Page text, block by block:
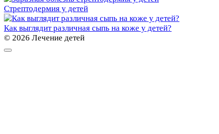
Стрептодермия у детей
Как выглядит различная сыпь на коже у детей?
© 2026 Лечение детей